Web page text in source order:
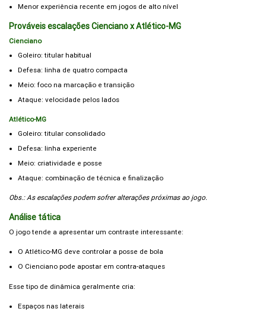
Menor experiência recente em jogos de alto nível
Prováveis escalações Cienciano x Atlético-MG
Cienciano
Goleiro: titular habitual
Defesa: linha de quatro compacta
Meio: foco na marcação e transição
Ataque: velocidade pelos lados
Atlético-MG
Goleiro: titular consolidado
Defesa: linha experiente
Meio: criatividade e posse
Ataque: combinação de técnica e finalização
Obs.: As escalações podem sofrer alterações próximas ao jogo.
Análise tática
O jogo tende a apresentar um contraste interessante:
O Atlético-MG deve controlar a posse de bola
O Cienciano pode apostar em contra-ataques
Esse tipo de dinâmica geralmente cria:
Espaços nas laterais